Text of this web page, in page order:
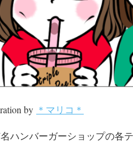
by ＊マリコ＊
ハンバーガーショップの各